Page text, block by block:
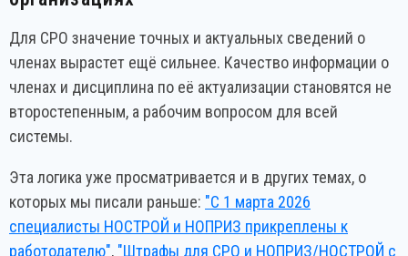
Для СРО значение точных и актуальных сведений о
членах вырастет ещё сильнее. Качество информации о
членах и дисциплина по её актуализации становятся не
второстепенным, а рабочим вопросом для всей
системы.
Эта логика уже просматривается и в других темах, о
которых мы писали раньше: "С 1 марта 2026
специалисты НОСТРОЙ и НОПРИЗ прикреплены к
работодателю", "Штрафы для СРО и НОПРИЗ/НОСТРОЙ с